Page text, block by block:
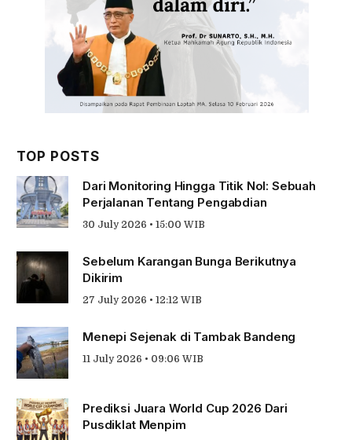
TOP POSTS
Dari Monitoring Hingga Titik Nol: Sebuah
Perjalanan Tentang Pengabdian
30 July 2026 • 15:00 WIB
Sebelum Karangan Bunga Berikutnya
Dikirim
27 July 2026 • 12:12 WIB
Menepi Sejenak di Tambak Bandeng
11 July 2026 • 09:06 WIB
Prediksi Juara World Cup 2026 Dari
Pusdiklat Menpim